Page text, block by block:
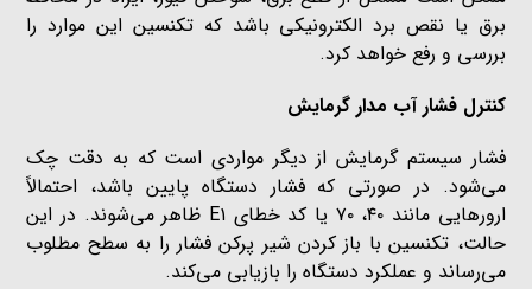
برق یا نقص برد الکترونیکی باشد که تکنسین این موارد را
بررسی و رفع خواهد کرد.
کنترل فشار آب مدار گرمایش
فشار سیستم گرمایش از دیگر مواردی است که به دقت چک
می‌شود. در صورتی که فشار دستگاه پایین باشد، احتمالاً
ارورهایی مانند ۴۰، ۷۰ یا کد خطای E۱ ظاهر می‌شوند. در این
حالت، تکنسین با باز کردن شیر پرکن فشار را به سطح مطلوب
می‌رساند و عملکرد دستگاه را بازیابی می‌کند.